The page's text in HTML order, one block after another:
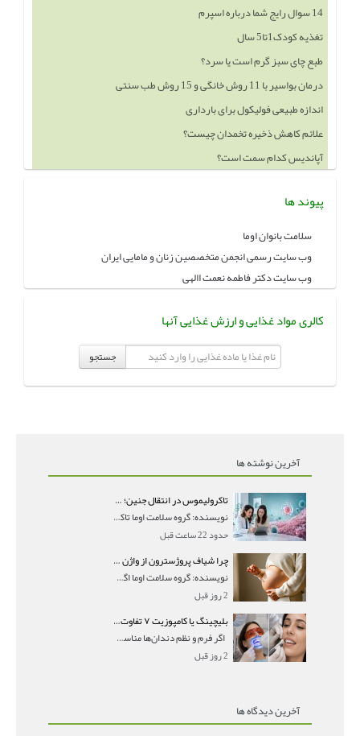
14 سوال رایج شما درباره اسپرم
تغذیه کودک1تا5 سال
طبع چای سبز گرم است یا سرد؟
درمان بواسیر با 11 روش خانگی و 15 روش طب سنتی
اندازه طبیعی فولیکول برای بارداری
علائم کاهش ذخیره تخمدان چیست؟
آپاندیس کدام سمت است؟
پیوند ها
سلامت بانوان اوما
وب سایت رسمی انجمن متخصصین زنان و مامایی ایران
وب سایت دکتر فاطمه نعمت االهی
کالری مواد غذایی و ارزش غذایی آنها
جستجو
آخرین نوشته ها
تاکرولیموس در انتقال جنین؛ آیا شانس لانه‌گزینی را افزایش می‌دهد؟
نویسنده: گروه سلامت اوما تاکرولیموس در انتقال جنین
حدود 22 ساعت قبل
چرا شیاف پروژسترون از واژن بیرون می‌ریزد؟ میزان جذب و زمان صحیح مصرف
نویسنده: گروه سلامت اوما اگر بعد از گذاشتن شیاف پر
2 روز قبل
بلیچینگ یا کامپوزیت ۷ تفاوت مهم برای انتخاب درست
اگر فرم و نظم دندان‌ها مناسب است و مشکل
2 روز قبل
آخرین دیدگاه ها